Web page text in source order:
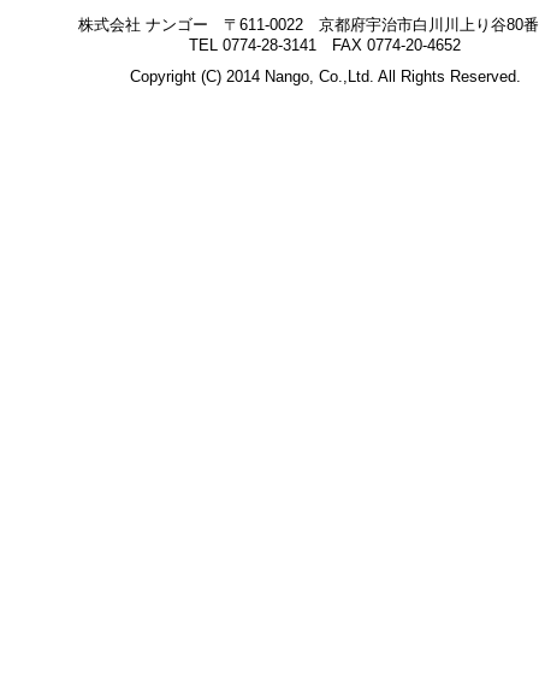
株式会社 ナンゴー 〒611-0022 京都府宇治市白川川上り谷80
TEL 0774-28-3141 FAX 0774-20-4652
Copyright (C) 2014 Nango, Co.,Ltd. All Rights Reserved.